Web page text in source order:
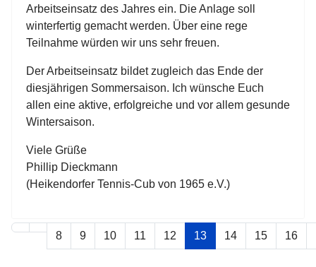
Arbeitseinsatz des Jahres ein. Die Anlage soll
winterfertig gemacht werden. Über eine rege
Teilnahme würden wir uns sehr freuen.
Der Arbeitseinsatz bildet zugleich das Ende der
diesjährigen Sommersaison. Ich wünsche Euch
allen eine aktive, erfolgreiche und vor allem gesunde
Wintersaison.
Viele Grüße
Phillip Dieckmann
(Heikendorfer Tennis-Cub von 1965 e.V.)
8 9 10 11 12 13 14 15 16